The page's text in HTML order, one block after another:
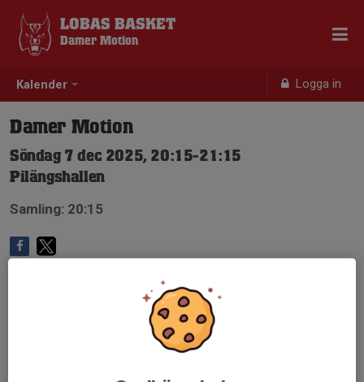
Kalender Logga in
LOBAS BASKET
Damer Motion
Damer Motion
Söndag 7 dec 2025, 20:15-21:15
Pilängshallen
Samling: 20:15